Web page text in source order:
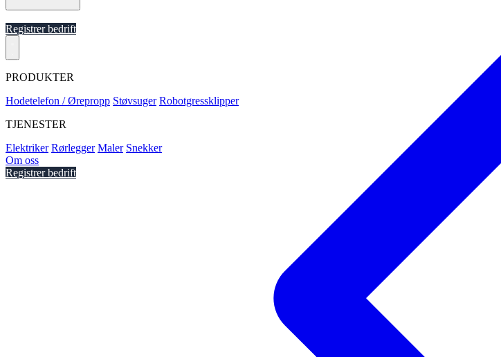
Registrer bedrift
PRODUKTER
Hodetelefon / Ørepropp Støvsuger Robotgressklipper
TJENESTER
Elektriker Rørlegger Maler Snekker
Om oss
Registrer bedrift